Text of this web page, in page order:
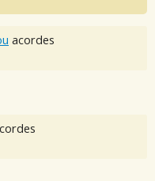
acordes